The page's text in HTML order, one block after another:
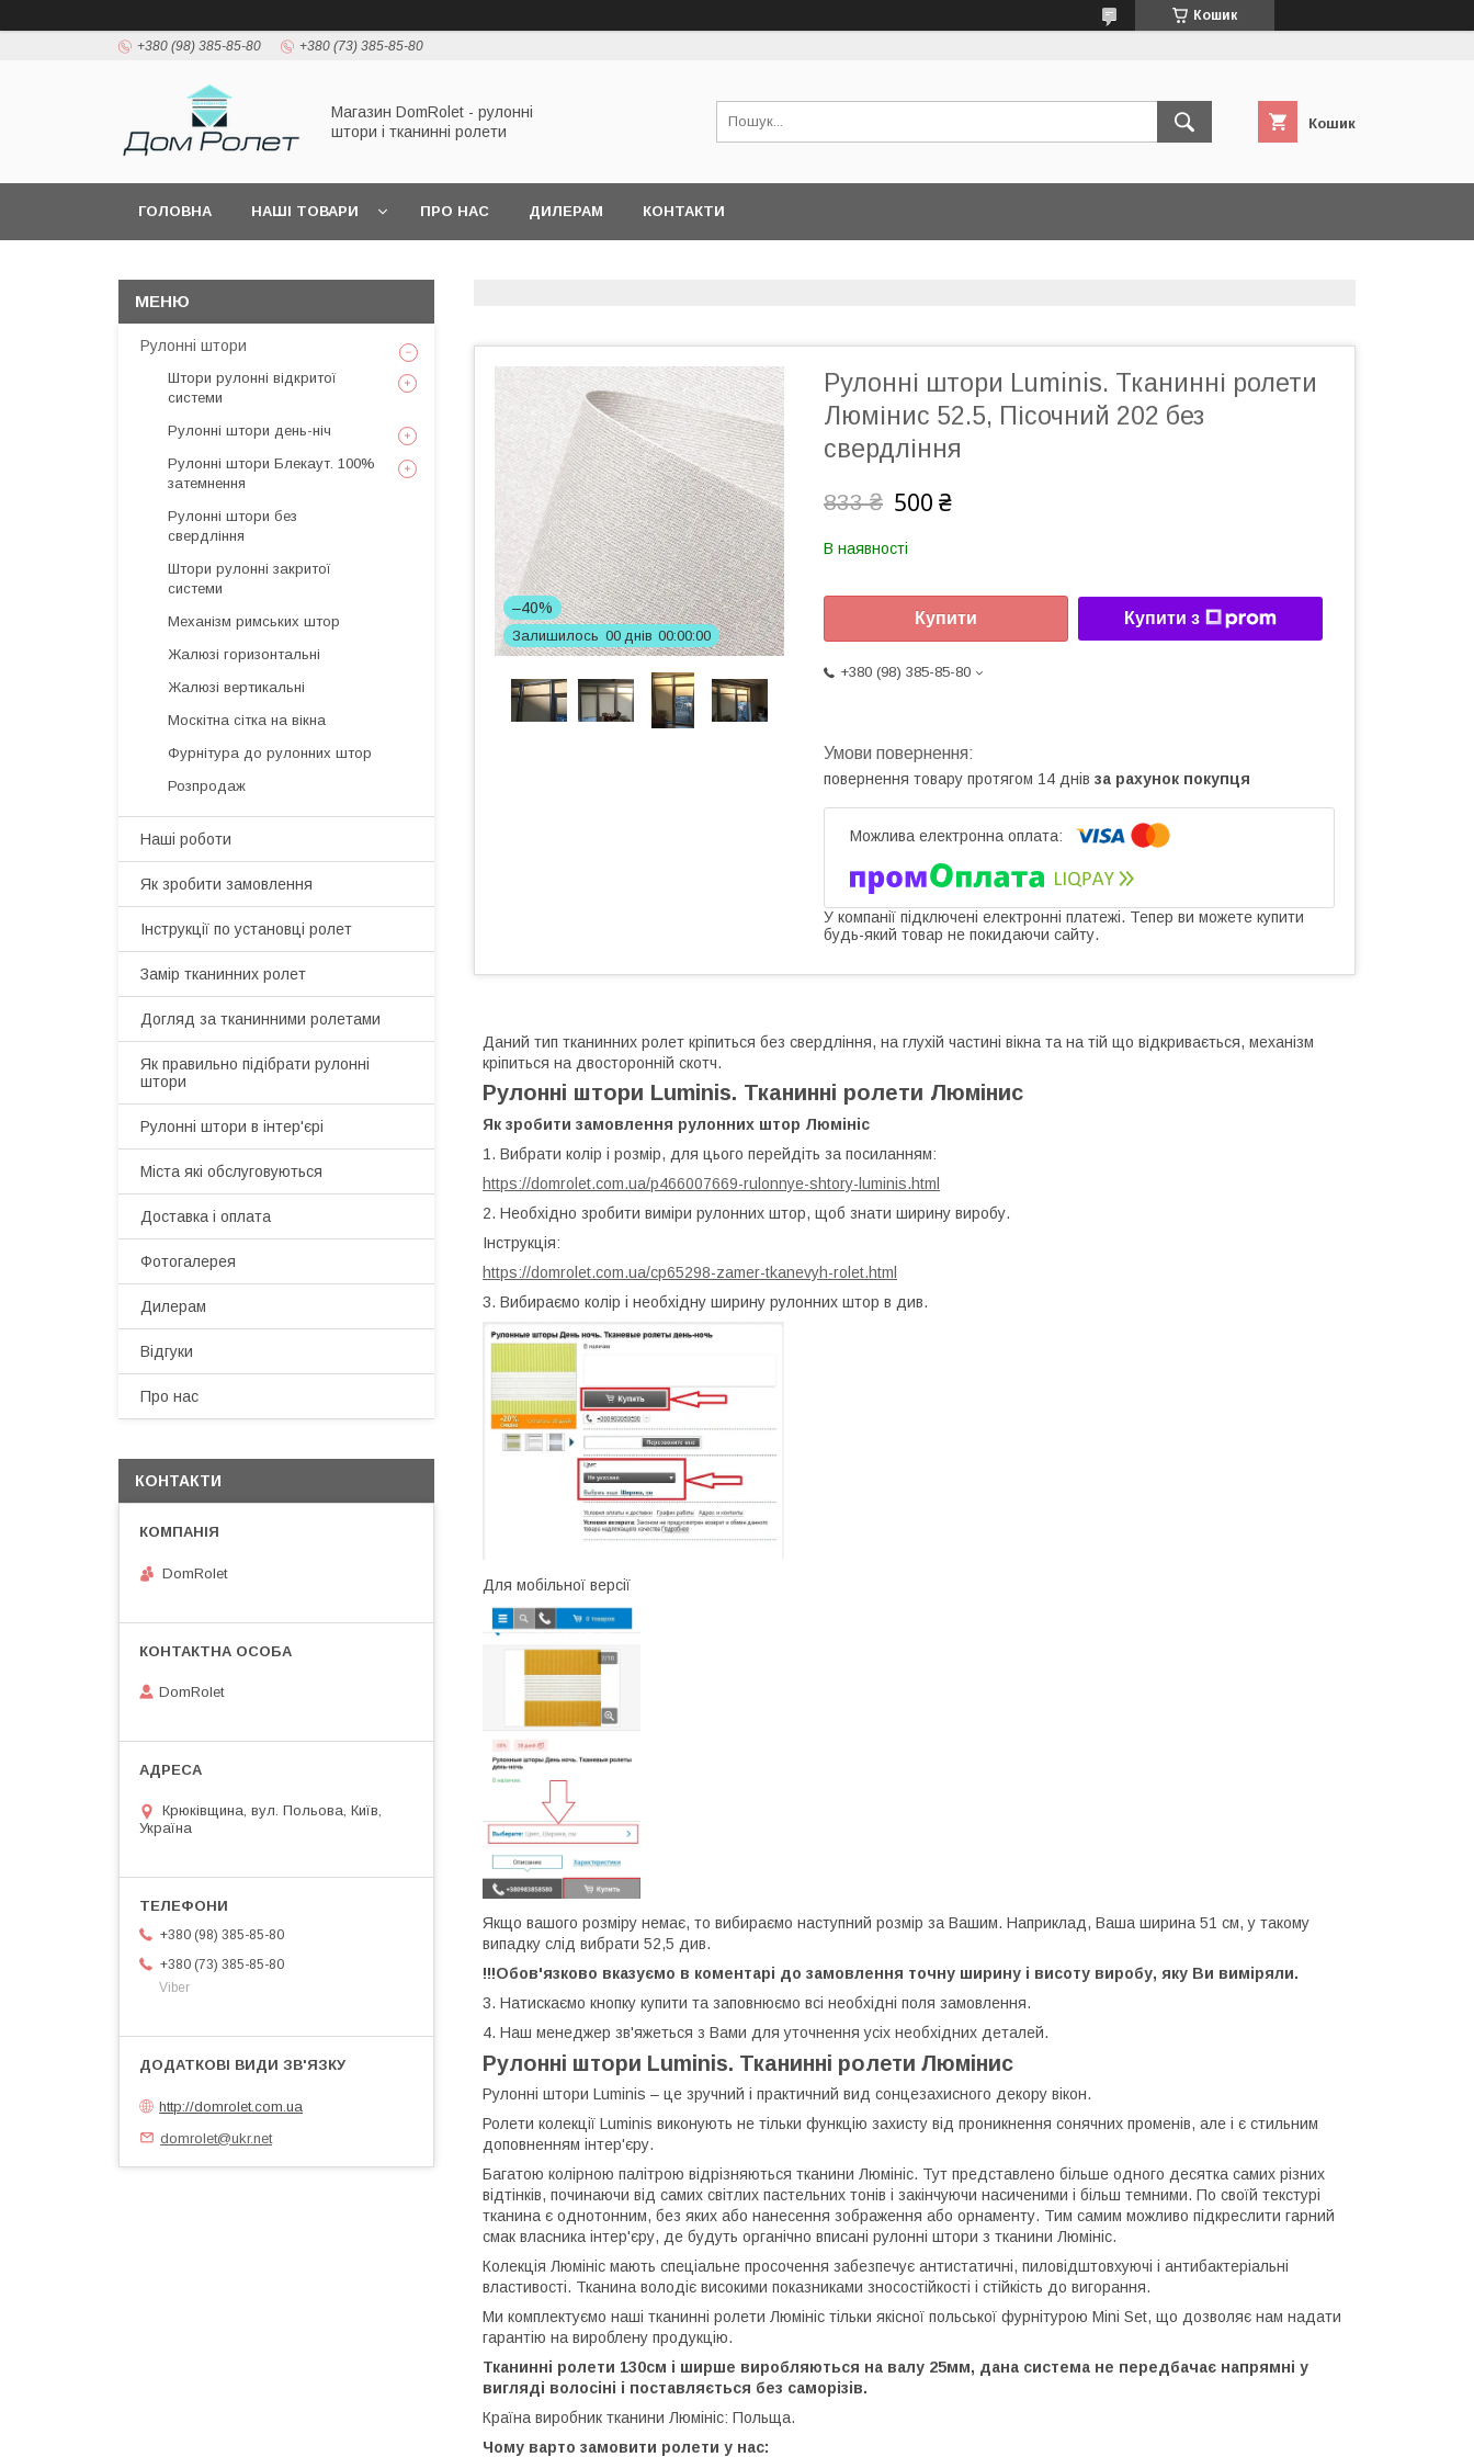
Кошик
+380 (98) 385-85-80 +380 (73) 385-85-80
Магазин DomRolet - рулонні
штори і тканинні ролети
Кошик
ГОЛОВНА НАШІ ТОВАРИ ПРО НАС ДИЛЕРАМ КОНТАКТИ
–40%
Залишилось 00 днів 00 00 00
Рулонні штори Luminis. Тканинні ролети
Люмінис 52.5, Пісочний 202 без
свердління
833 ₴ 500 ₴
В наявності
Купити Купити з
+380 (98) 385-85-80
повернення товару протягом 14 днів за рахунок покупця
У компанії підключені електронні платежі. Тепер ви можете купити
будь-який товар не покидаючи сайту.
Даний тип тканинних ролет кріпиться без свердління, на глухій частині вікна та на тій що відкривається, механізм
кріпиться на двосторонній скотч.
Рулонні штори Luminis. Тканинні ролети Люмінис
Як зробити замовлення рулонних штор Люмініс
1. Вибрати колір і розмір, для цього перейдіть за посиланням:
https://domrolet.com.ua/p466007669-rulonnye-shtory-luminis.html
2. Необхідно зробити виміри рулонних штор, щоб знати ширину виробу.
Інструкція:
https://domrolet.com.ua/cp65298-zamer-tkanevyh-rolet.html
3. Вибираємо колір і необхідну ширину рулонних штор в див.
Для мобільної версії
Якщо вашого розміру немає, то вибираємо наступний розмір за Вашим. Наприклад, Ваша ширина 51 см, у такому
випадку слід вибрати 52,5 див.
!!!Обов'язково вказуємо в коментарі до замовлення точну ширину і висоту виробу, яку Ви виміряли.
3. Натискаємо кнопку купити та заповнюємо всі необхідні поля замовлення.
4. Наш менеджер зв'яжеться з Вами для уточнення усіх необхідних деталей.
Рулонні штори Luminis. Тканинні ролети Люмінис
Рулонні штори Luminis – це зручний і практичний вид сонцезахисного декору вікон.
Ролети колекції Luminis виконують не тільки функцію захисту від проникнення сонячних променів, але і є стильним
доповненням інтер'єру.
Багатою колірною палітрою відрізняються тканини Люмініс. Тут представлено більше одного десятка самих різних
відтінків, починаючи від самих світлих пастельних тонів і закінчуючи насиченими і більш темними. По своїй текстурі
тканина є однотонним, без яких або нанесення зображення або орнаменту. Тим самим можливо підкреслити гарний
смак власника інтер'єру, де будуть органічно вписані рулонні штори з тканини Люмініс.
Колекція Люмініс мають спеціальне просочення забезпечує антистатичні, пиловідштовхуючі і антибактеріальні
властивості. Тканина володіє високими показниками зносостійкості і стійкість до вигорання.
Ми комплектуємо наші тканинні ролети Люмініс тільки якісної польської фурнітурою Mini Set, що дозволяє нам надати
гарантію на вироблену продукцію.
Тканинні ролети 130см і ширше виробляються на валу 25мм, дана система не передбачає напрямні у
вигляді волосіні і поставляється без саморізів.
Країна виробник тканини Люмініс: Польща.
Чому варто замовити ролети у нас:
Рулонні штори
Штори рулонні відкритої
системи
Рулонні штори день-ніч
Рулонні штори Блекаут. 100%
затемнення
Рулонні штори без
свердління
Штори рулонні закритої
системи
Механізм римських штор
Жалюзі горизонтальні
Жалюзі вертикальні
Москітна сітка на вікна
Фурнітура до рулонних штор
Розпродаж
Наші роботи
Як зробити замовлення
Інструкції по установці ролет
Замір тканинних ролет
Догляд за тканинними ролетами
Як правильно підібрати рулонні
штори
Рулонні штори в інтер'єрі
Міста які обслуговуються
Доставка і оплата
Фотогалерея
Дилерам
Відгуки
Про нас
КОНТАКТИ
DomRolet
DomRolet
Крюківщина, вул. Польова, Київ,
Україна
+380 (98) 385-85-80
+380 (73) 385-85-80
Viber
http://domrolet.com.ua
domrolet@ukr.net